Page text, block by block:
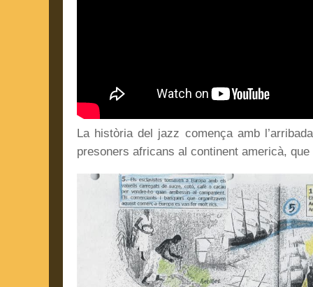
La història del jazz comença amb
presoners africans al continent americà,